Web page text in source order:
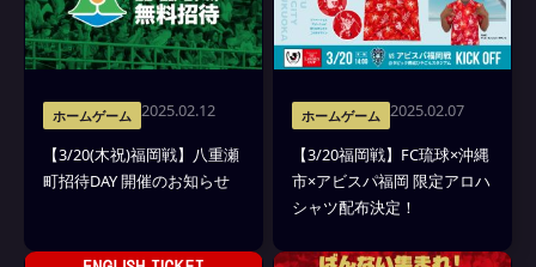
ホームゲーム 2025.02.12
【3/20(木祝)福岡戦】八重瀬
町招待DAY 開催のお知らせ
ホームゲーム 2025.02.07
【3/20福岡戦】FC琉球×沖縄
市×アビスパ福岡 限定アロハ
シャツ配布決定！